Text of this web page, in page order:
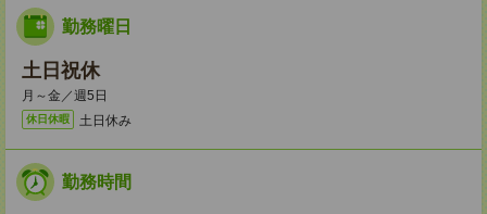
勤務曜日
土日祝休
月～金／週5日
休日休暇 土日休み
勤務時間